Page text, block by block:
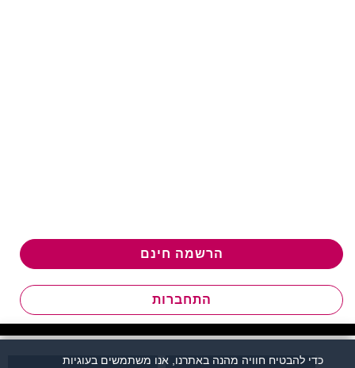
הרשמה חינם
התחברות
כדי להבטיח חוויה מהנה באתרנו, אנו משתמשים בעוגיות